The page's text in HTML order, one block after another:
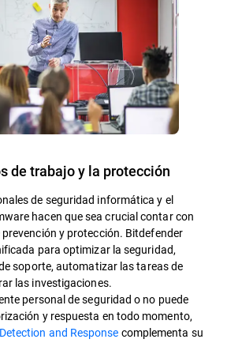
de trabajo y la protección
de seguridad informática y el
hacen que sea crucial contar con
y protección. Bitdefender
para optimizar la seguridad,
soporte, automatizar las tareas de
las investigaciones.
personal de seguridad o no puede
y respuesta en todo momento,
and Response complementa su